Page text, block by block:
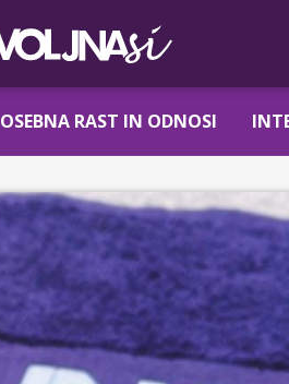
OSEBNA RAST IN ODNOSI